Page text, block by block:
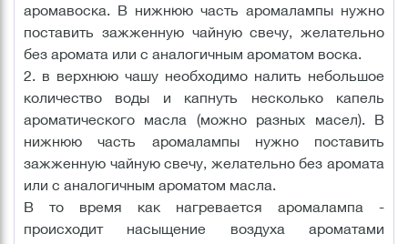
аромавоска. В нижнюю часть аромалампы нужно
поставить зажженную чайную свечу, желательно
без аромата или с аналогичным ароматом воска.
2. в верхнюю чашу необходимо налить небольшое
количество воды и капнуть несколько капель
ароматического масла (можно разных масел). В
нижнюю часть аромалампы нужно поставить
зажженную чайную свечу, желательно без аромата
или с аналогичным ароматом масла.
В то время как нагревается аромалампа -
происходит насыщение воздуха ароматами